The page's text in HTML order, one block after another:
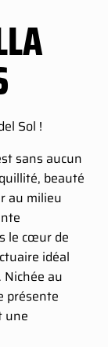
Sol !
sans aucun
beauté
au milieu
le cœur de
idéal
au
présente
une